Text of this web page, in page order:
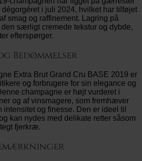
dégorgéret i juli 2024, hvilket har tilføjet
smag og raffinement. Lagring på
særligt cremede tekstur og dybde,
efterspørger.
Bedømmelser
Extra Brut Grand Cru BASE 2019 er
og forbrugere for sin elegance og
champagne er højt vurderet i
og af vinsmagere, som fremhæver
intensitet og finesse. Den er ideel til
kan nydes med delikate retter såsom
fjerkræ.